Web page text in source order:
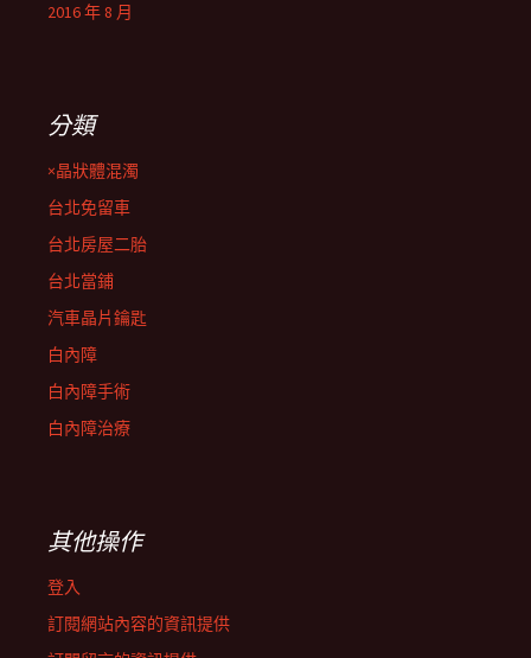
2016 年 8 月
分類
×晶狀體混濁
台北免留車
台北房屋二胎
台北當鋪
汽車晶片鑰匙
白內障
白內障手術
白內障治療
其他操作
登入
訂閱網站內容的資訊提供